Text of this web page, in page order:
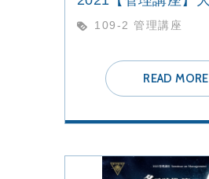
109-2 管理講座
READ MORE